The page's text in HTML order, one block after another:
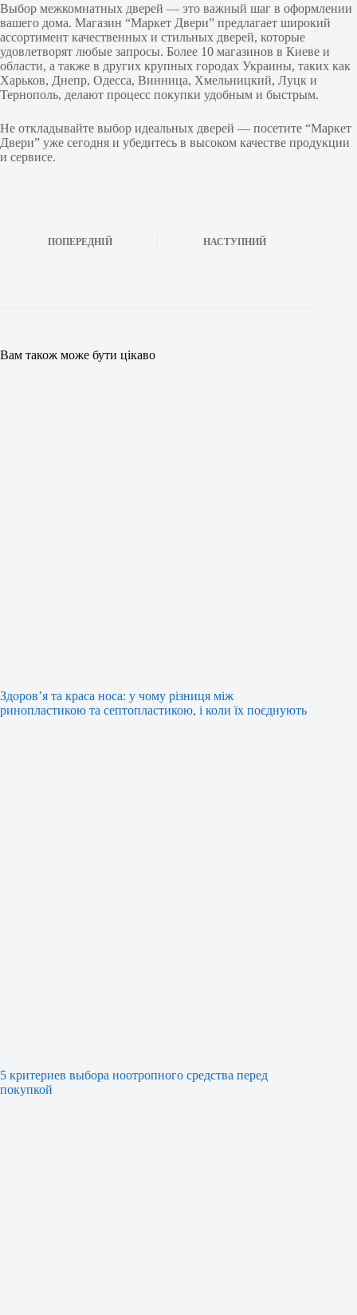
Выбор межкомнатных дверей — это важный шаг в оформлении
вашего дома. Магазин “Маркет Двери” предлагает широкий
ассортимент качественных и стильных дверей, которые
удовлетворят любые запросы. Более 10 магазинов в Киеве и
области, а также в других крупных городах Украины, таких как
Харьков, Днепр, Одесса, Винница, Хмельницкий, Луцк и
Тернополь, делают процесс покупки удобным и быстрым.
Не откладывайте выбор идеальных дверей — посетите “Маркет
Двери” уже сегодня и убедитесь в высоком качестве продукции
и сервисе.
ПОПЕРЕДНІЙ НАСТУПНИЙ
Вам також може бути цікаво
Здоров’я та краса носа: у чому різниця між
ринопластикою та септопластикою, і коли їх поєднують
5 критериев выбора ноотропного средства перед
покупкой